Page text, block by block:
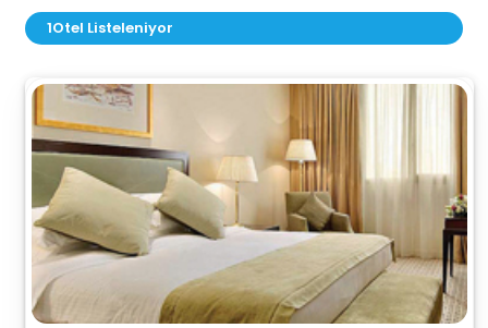
1Otel Listeleniyor